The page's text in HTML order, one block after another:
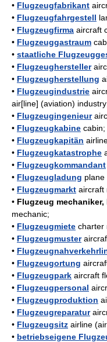
• Flugzeugfabrikant
• Flugzeugfahrgestell
• Flugzeugfirma aircraft
• Flugzeuggastraum
• staatliche
• Flugzeughersteller
• Flugzeugherstellung
• Flugzeugindustrie
air[line] (aviation)
• Flugzeugingenieur
• Flugzeugkabine cabin;
• Flugzeugkapitän
• Flugzeugkatastrophe
• Flugzeugkommandant
• Flugzeugladung plane
• Flugzeugmarkt aircraft
• Flugzeug
mechanic;
• Flugzeugmiete charter
• Flugzeugmuster
•
• Flugzeugortung
• Flugzeugpark aircraft
• Flugzeugpersonal
• Flugzeugproduktion
• Flugzeugreparatur
• Flugzeugsitz airline
• betriebseigene